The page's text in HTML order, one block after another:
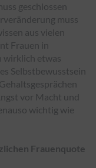
geschlossen
muss
aus vielen
Frauen in
wirklich etwas
Selbstbewusstsein
vor Macht und
wichtig wie
Frauenquote